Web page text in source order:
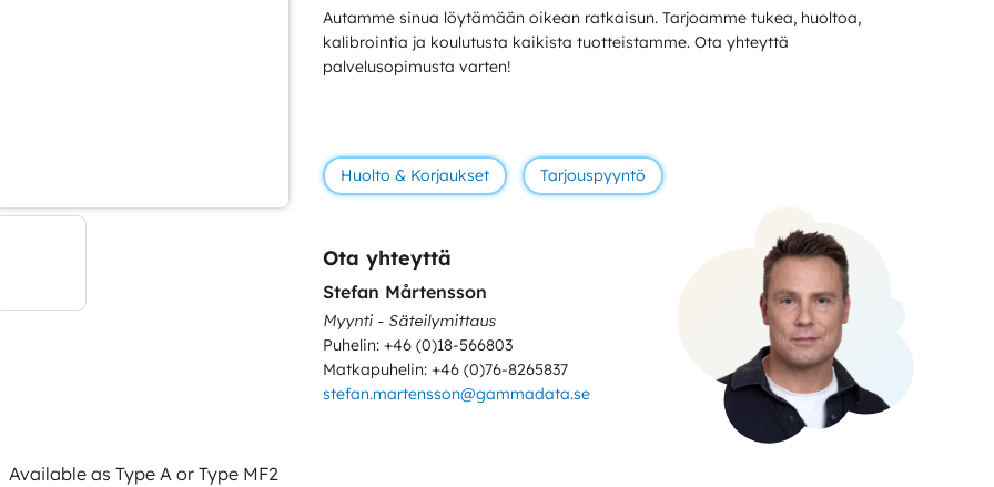
Autamme sinua löytämään oikean ratkaisun. Tarjoamme tukea, huoltoa,
kalibrointia ja koulutusta kaikista tuotteistamme. Ota yhteyttä
palvelusopimusta varten!
Huolto & Korjaukset Tarjouspyyntö
Available as Type A or Type MF2
Ota yhteyttä
Stefan Mårtensson
Myynti - Säteilymittaus
Puhelin: +46 (0)18-566803
Matkapuhelin: +46 (0)76-8265837
stefan.martensson@gammadata.se